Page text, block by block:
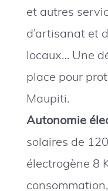
et autres
d’artisanat et
locaux… Une
place pour
Maupiti.
Autonomie
solaires de
électrogène 8